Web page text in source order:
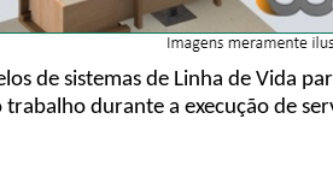
de sistemas de Linha de Vida
durante a execução de